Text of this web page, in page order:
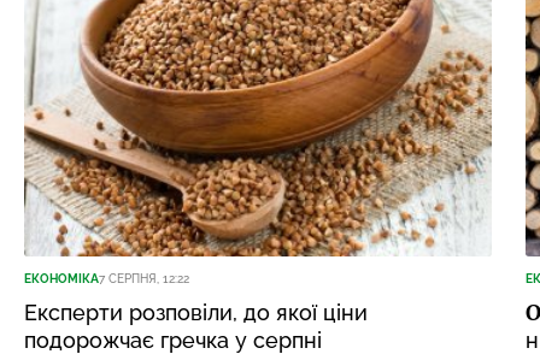
ЕКОНОМІКА7 СЕРПНЯ, 12:22
Експерти розповіли, до якої ціни
подорожчає гречка у серпні